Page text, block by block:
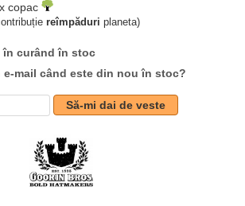
copac
reîmpăduri planeta)
curând în stoc
mail când este din nou în stoc?
Să-mi dai de veste